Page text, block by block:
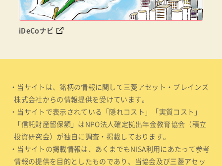
iDeCoナビ
・当サイトは、銘柄の情報に関して三菱アセット・ブレインズ
株式会社からの情報提供を受けています。
・当サイトで表示されている「隠れコスト」「実質コスト」
「信託財産留保額」はNPO法人確定拠出年金教育協会（積立
投資研究会）が独自に調査・掲載しております。
・当サイトの掲載情報は、あくまでもNISA利用にあたって参考
情報の提供を目的としたものであり、当協会及び三菱アセッ